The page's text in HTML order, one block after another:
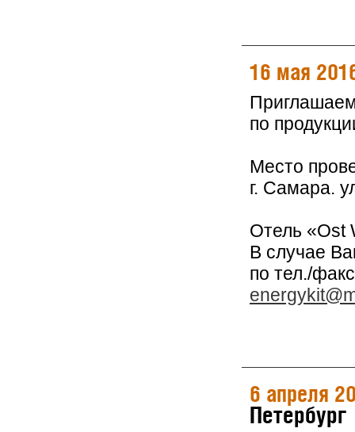
16 мая
по
Место
г. Самара.
Отель «Ost
В случае
по тел./
6 апреля
Петербург